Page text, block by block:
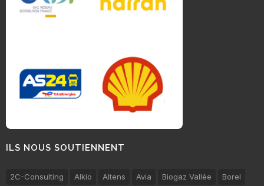
ILS NOUS SOUTIENNENT
2C-Consulting Alkio Altens Avia Biogaz Vallée
Borel